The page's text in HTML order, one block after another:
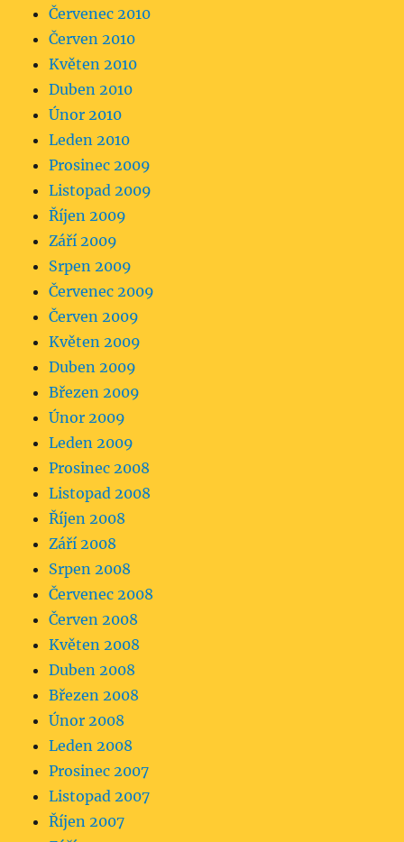
Červenec 2010
Červen 2010
Květen 2010
Duben 2010
Únor 2010
Leden 2010
Prosinec 2009
Listopad 2009
Říjen 2009
Září 2009
Srpen 2009
Červenec 2009
Červen 2009
Květen 2009
Duben 2009
Březen 2009
Únor 2009
Leden 2009
Prosinec 2008
Listopad 2008
Říjen 2008
Září 2008
Srpen 2008
Červenec 2008
Červen 2008
Květen 2008
Duben 2008
Březen 2008
Únor 2008
Leden 2008
Prosinec 2007
Listopad 2007
Říjen 2007